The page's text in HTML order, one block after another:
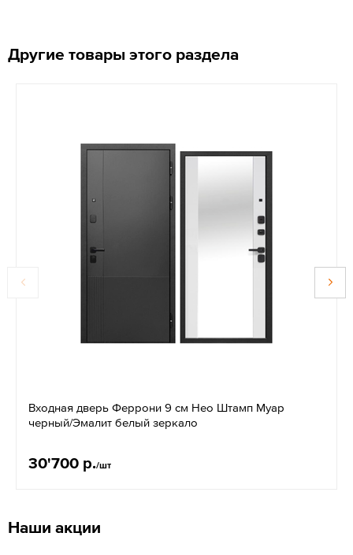
Другие товары этого раздела
Входная дверь Феррони 9 см Нео Штамп Муар
черный/Эмалит белый зеркало
30'700 р./шт
Наши акции